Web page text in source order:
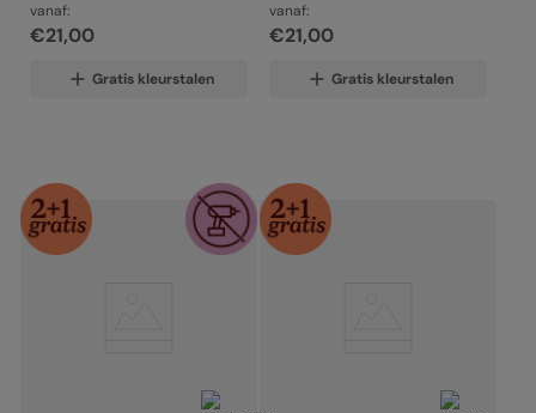
vanaf:
€21,00
Gratis kleurstalen
vanaf:
€21,00
Gratis kleurstalen